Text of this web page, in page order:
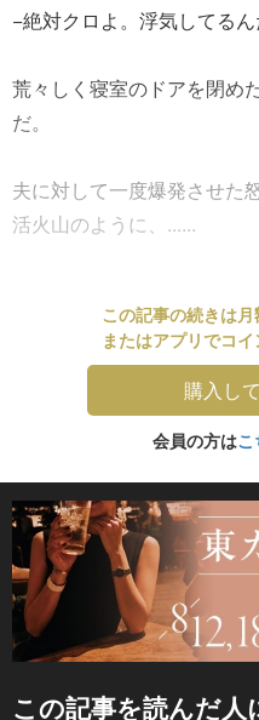
−絶対クロよ。浮気してる
荒々しく寝室のドアを閉め
だ。
夫に対して一度爆発させた
活火山のように、......
この記事の続きは月
またはアプリでコ
購入し
会員の方は
この記事を読んだ人